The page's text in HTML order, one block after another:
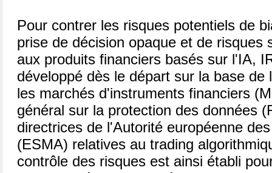
Pour contrer les risques potentiels de
prise de décision opaque et de risques
aux produits financiers basés sur l'IA,
développé dès le départ sur la base de
les marchés d'instruments financiers
général sur la protection des données
directrices de l'Autorité européenne
(ESMA) relatives au trading
contrôle des risques est ainsi établi